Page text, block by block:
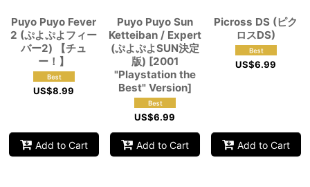
Puyo Puyo Fever
2 (ぷよぷよフィー
バー2) 【チュ
ー！】
US$8.99
Add to Cart
Puyo Puyo Sun
Ketteiban / Expert
(ぷよぷよSUN決定
版) [2001
"Playstation the
Best" Version]
US$6.99
Add to Cart
Picross DS (ピク
ロスDS)
US$6.99
Add to Cart